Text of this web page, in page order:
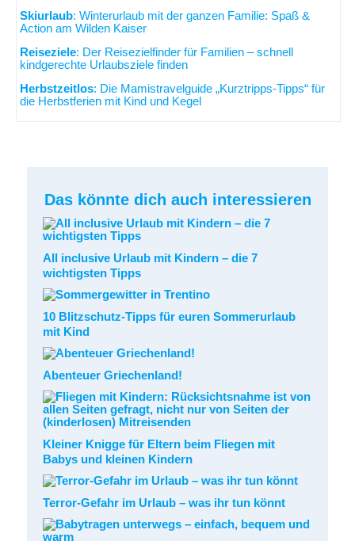
Skiurlaub: Winterurlaub mit der ganzen Familie: Spaß &
Action am Wilden Kaiser
Reiseziele: Der Reisezielfinder für Familien – schnell
kindgerechte Urlaubsziele finden
Herbstzeitlos: Die Mamistravelguide „Kurztripps-Tipps“ für
die Herbstferien mit Kind und Kegel
Das könnte dich auch interessieren
All inclusive Urlaub mit Kindern – die 7
wichtigsten Tipps
10 Blitzschutz-Tipps für euren Sommerurlaub
mit Kind
Abenteuer Griechenland!
Kleiner Knigge für Eltern beim Fliegen mit
Babys und kleinen Kindern
Terror-Gefahr im Urlaub – was ihr tun könnt